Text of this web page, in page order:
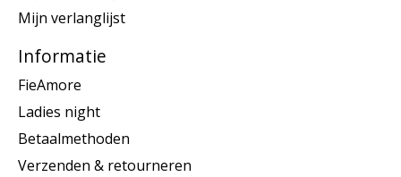
Mijn verlanglijst
Informatie
FieAmore
Ladies night
Betaalmethoden
Verzenden & retourneren